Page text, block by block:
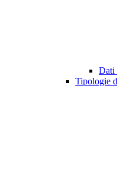
Dati
Tipologie